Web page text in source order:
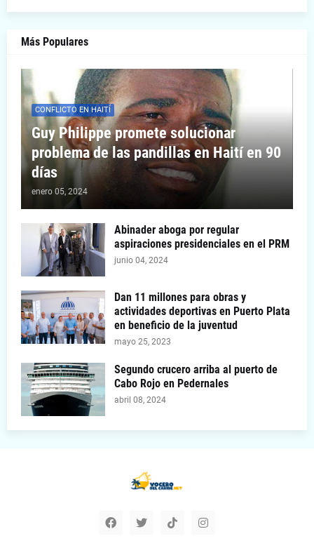
Más Populares
CONFLICTO EN HAITÍ
Guy Philippe promete solucionar
problema de las pandillas en Haití en 90
días
enero 05, 2024
Abinader aboga por regular
aspiraciones presidenciales en el PRM
junio 04, 2024
Dan 11 millones para obras y
actividades deportivas en Puerto Plata
en beneficio de la juventud
mayo 25, 2023
Segundo crucero arriba al puerto de
Cabo Rojo en Pedernales
abril 08, 2024